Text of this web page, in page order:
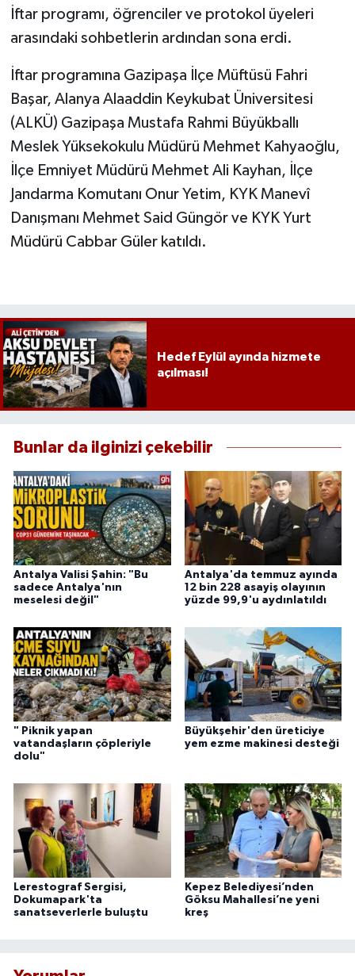
İftar programı, öğrenciler ve protokol üyeleri
arasındaki sohbetlerin ardından sona erdi.
İftar programına Gazipaşa İlçe Müftüsü Fahri
Başar, Alanya Alaaddin Keykubat Üniversitesi
(ALKÜ) Gazipaşa Mustafa Rahmi Büyükballı
Meslek Yüksekokulu Müdürü Mehmet Kahyaoğlu,
İlçe Emniyet Müdürü Mehmet Ali Kayhan, İlçe
Jandarma Komutanı Onur Yetim, KYK Manevî
Danışmanı Mehmet Said Güngör ve KYK Yurt
Müdürü Cabbar Güler katıldı.
Hedef Eylül ayında hizmete
açılması!
Bunlar da ilginizi çekebilir
Antalya Valisi Şahin: "Bu
sadece Antalya'nın
meselesi değil"
Antalya'da temmuz ayında
12 bin 228 asayiş olayının
yüzde 99,9'u aydınlatıldı
" Piknik yapan
vatandaşların çöpleriyle
dolu"
Büyükşehir'den üreticiye
yem ezme makinesi desteği
Lerestograf Sergisi,
Dokumapark'ta
sanatseverlerle buluştu
Kepez Belediyesi’nden
Göksu Mahallesi’ne yeni
kreş